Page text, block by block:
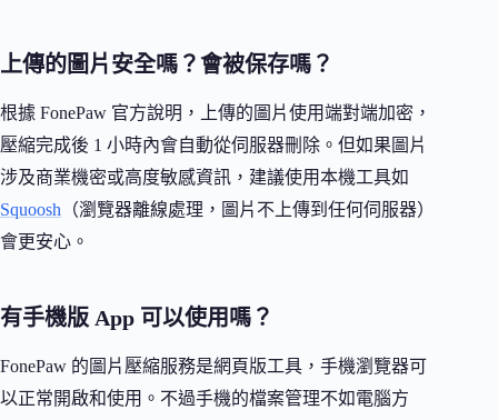
上傳的圖片安全嗎？會被保存嗎？
根據 FonePaw 官方說明，上傳的圖片使用端對端加密，
壓縮完成後 1 小時內會自動從伺服器刪除。但如果圖片
涉及商業機密或高度敏感資訊，建議使用本機工具如
Squoosh （瀏覽器離線處理，圖片不上傳到任何伺服器）
會更安心。
有手機版 App 可以使用嗎？
FonePaw 的圖片壓縮服務是網頁版工具，手機瀏覽器可
以正常開啟和使用。不過手機的檔案管理不如電腦方